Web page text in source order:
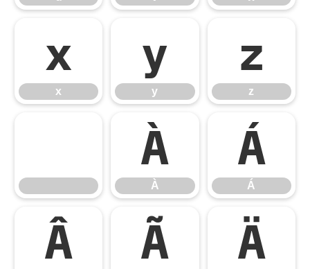
x
x
y
y
z
z
À
À
Á
Á
Â Ã Ä